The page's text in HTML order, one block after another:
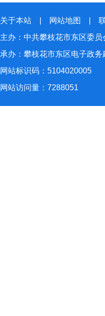
关于本站 网站地图
主办：中共攀枝花市东区
承办：攀枝花市东区电子政
网站标识码：5104020005
网站访问量： 7288051